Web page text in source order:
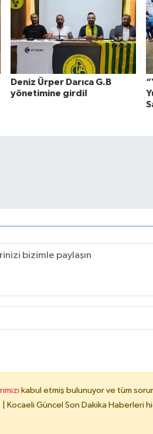
Deniz Ürper Darıca G.B
yönetimine girdi!
kabul etmiş bulunuyor ve tüm
| Kocaeli Güncel Son Dakika Haberleri